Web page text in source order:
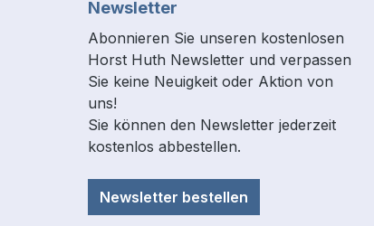
Newsletter
Abonnieren Sie unseren kostenlosen
Horst Huth Newsletter und verpassen
Sie keine Neuigkeit oder Aktion von
uns!
Sie können den Newsletter jederzeit
kostenlos abbestellen.
Newsletter bestellen